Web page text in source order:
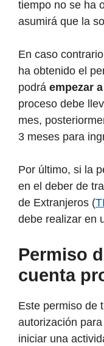
tiempo no se ha
asumirá que la
En caso
ha obtenido el
podrá empezar
proceso debe
mes,
3 meses para
Por último, si la
en el deber de
de Extranjeros (
debe realizar en
Permiso
cuenta
Este permiso de
autorización
iniciar una